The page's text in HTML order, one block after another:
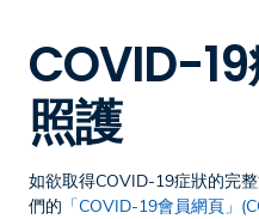
COVID-
照護
如欲取得COVID-19症狀的完
們的 「COVID-19會員網頁」